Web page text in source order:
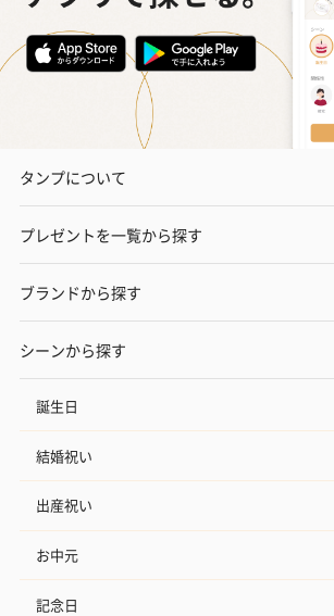
タンプについて
プレゼントを一覧から探す
ブランドから探す
シーンから探す
誕生日
結婚祝い
出産祝い
お中元
記念日